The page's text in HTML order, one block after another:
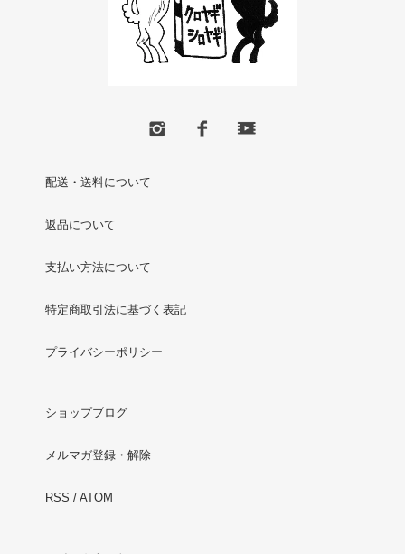
配送・送料について
返品について
支払い方法について
特定商取引法に基づく表記
プライバシーポリシー
ショップブログ
メルマガ登録・解除
RSS / ATOM